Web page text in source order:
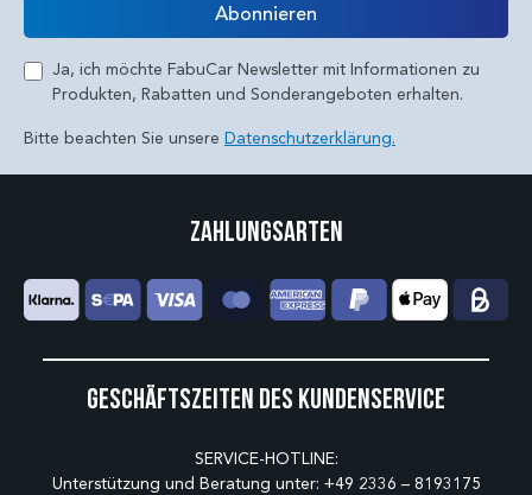
Abonnieren
Ja, ich möchte FabuCar Newsletter mit Informationen zu
Produkten, Rabatten und Sonderangeboten erhalten.
Bitte beachten Sie unsere Datenschutzerklärung.
Geschäftszeiten des Kundenservice
SERVICE-HOTLINE:
Unterstützung und Beratung unter: +49 2336 – 8193175
Zahlungsarten